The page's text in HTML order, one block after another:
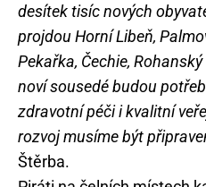
desítek tisíc nových
projdou Horní Libeň,
Pekařka, Čechie,
noví sousedé budou
zdravotní péči i kvalitní
rozvoj musíme být
Štěrba.